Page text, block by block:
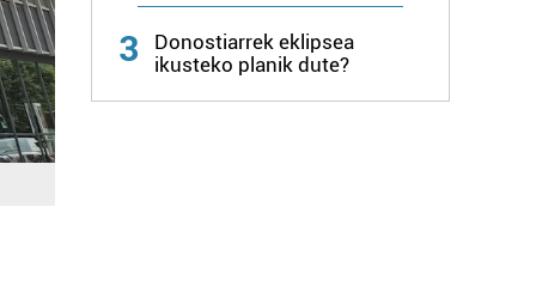
3
Donostiarrek eklipsea
ikusteko planik dute?